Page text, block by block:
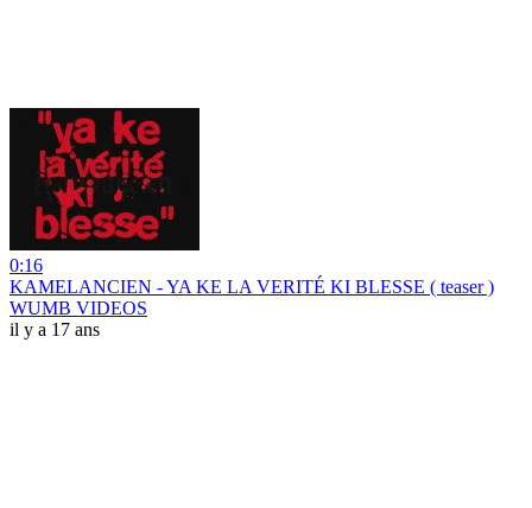
0:16
KAMELANCIEN - YA KE LA VERITÉ KI BLESSE ( teaser )
WUMB VIDEOS
il y a 17 ans